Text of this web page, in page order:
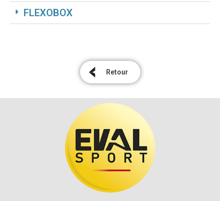
FLEXOBOX
Retour